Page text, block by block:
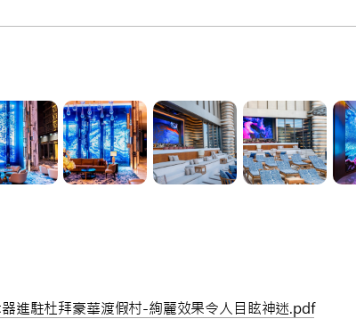
進駐杜拜豪華渡假村-絢麗效果令人目眩神迷.pdf